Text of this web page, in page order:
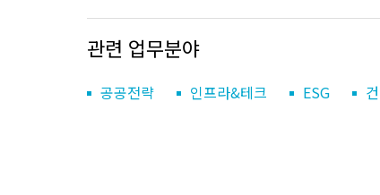
관련 업무분야
공공전략 인프라&테크 ESG